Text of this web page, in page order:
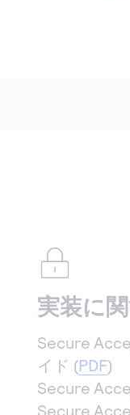
実装に
Secure
イド (PDF)
Secure
Secure